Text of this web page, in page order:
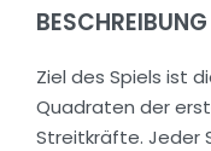
BESCHREIBUNG
Ziel des Spiels ist
Quadraten der
Streitkräfte. Jeder